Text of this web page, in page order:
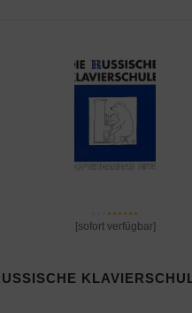
[sofort verfügbar]